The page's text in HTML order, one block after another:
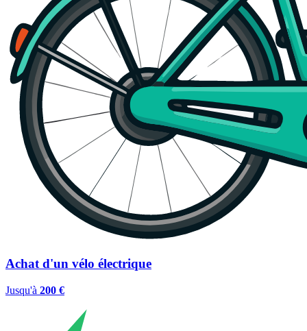
Achat d'un vélo électrique
Jusqu'à 200 €